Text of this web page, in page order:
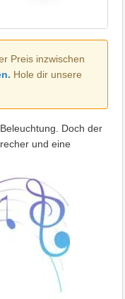
Preis inzwischen
Hole dir unsere
Doch der
und eine